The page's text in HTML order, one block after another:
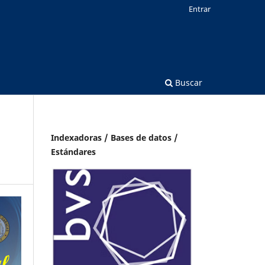
Buscar
Entrar
Indexadoras / Bases de datos /
Estándares